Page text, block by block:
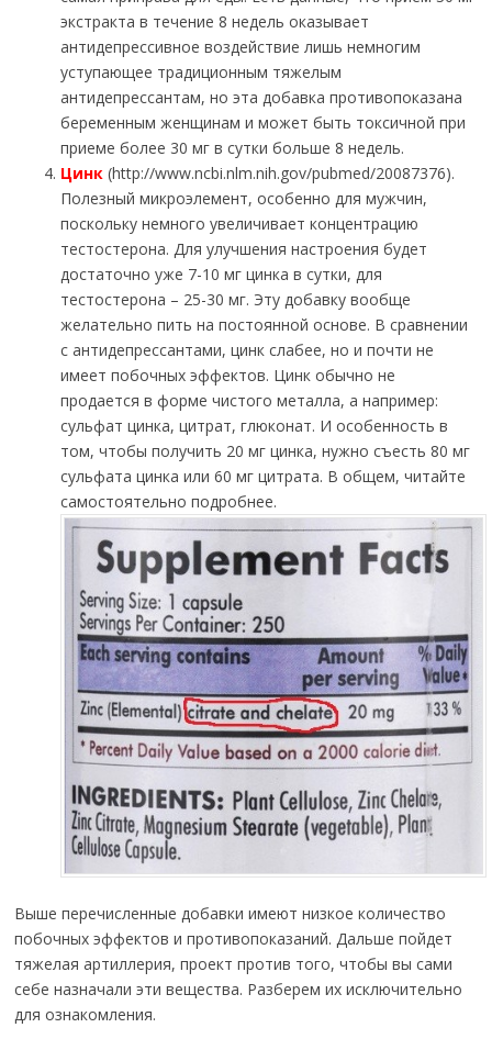
экстракта в течение 8 недель оказывает
антидепрессивное воздействие лишь немногим
уступающее традиционным тяжелым
антидепрессантам, но эта добавка противопоказана
беременным женщинам и может быть токсичной при
приеме более 30 мг в сутки больше 8 недель.
Цинк(http://www.ncbi.nlm.nih.gov/pubmed/20087376).
Полезный микроэлемент, особенно для мужчин,
поскольку немного увеличивает концентрацию
тестостерона. Для улучшения настроения будет
достаточно уже 7-10 мг цинка в сутки, для
тестостерона – 25-30 мг. Эту добавку вообще
желательно пить на постоянной основе. В сравнении
с антидепрессантами, цинк слабее, но и почти не
имеет побочных эффектов. Цинк обычно не
продается в форме чистого металла, а например:
сульфат цинка, цитрат, глюконат. И особенность в
том, чтобы получить 20 мг цинка, нужно съесть 80 мг
сульфата цинка или 60 мг цитрата. В общем, читайте
самостоятельно подробнее.
Выше перечисленные добавки имеют низкое количество
побочных эффектов и противопоказаний. Дальше пойдет
тяжелая артиллерия, проект против того, чтобы вы сами
себе назначали эти вещества. Разберем их исключительно
для ознакомления.